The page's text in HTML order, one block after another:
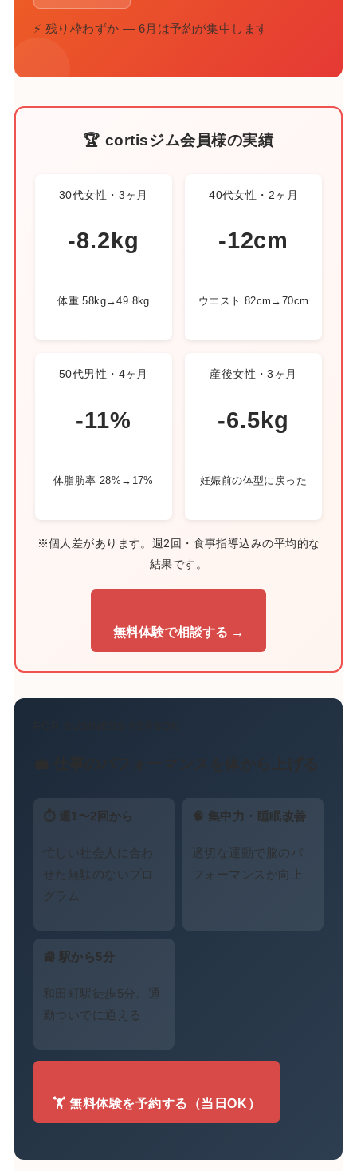
⚡ 残り枠わずか — 6月は予約が集中します
🏆 cortisジム会員様の実績
30代女性・3ヶ月
-8.2kg
体重 58kg→49.8kg
40代女性・2ヶ月
-12cm
ウエスト 82cm→70cm
50代男性・4ヶ月
-11%
体脂肪率 28%→17%
産後女性・3ヶ月
-6.5kg
妊娠前の体型に戻った
※個人差があります。週2回・食事指導込みの平均的な
結果です。
無料体験で相談する →
💼 仕事のパフォーマンスを体から上げる
⏱ 週1〜2回から
忙しい社会人に合わ
せた無駄のないプロ
グラム
🧠 集中力・睡眠改善
適切な運動で脳のパ
フォーマンスが向上
🚉 駅から5分
和田町駅徒歩5分。通
勤ついでに通える
🏋️ 無料体験を予約する（当日OK）